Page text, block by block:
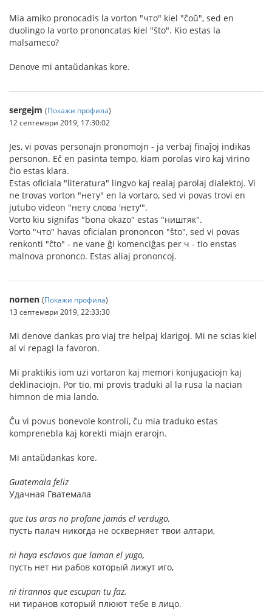
Mia amiko pronocadis la vorton "что" kiel "ĉoŭ", sed en
duolingo la vorto prononcatas kiel "ŝto". Kio estas la
malsameco?
Denove mi antaŭdankas kore.
sergejm (Покажи профила)
12 септември 2019, 17:30:02
Jes, vi povas personajn pronomojn - ja verbaj finaĵoj indikas
personon. Eĉ en pasinta tempo, kiam porolas viro kaj virino
ĉio estas klara.
Estas oficiala "literatura" lingvo kaj realaj parolaj dialektoj. Vi
ne trovas vorton "нету" en la vortaro, sed vi povas trovi en
jutubo videon "нету слова 'нету'".
Vorto kiu signifas "bona okazo" estas "ништяк".
Vorto "что" havas oficialan prononcon "ŝto", sed vi povas
renkonti "ĉto" - ne vane ĝi komenciĝas per ч - tio enstas
malnova prononco. Estas aliaj prononcoj.
nornen (Покажи профила)
13 септември 2019, 22:33:30
Mi denove dankas pro viaj tre helpaj klarigoj. Mi ne scias kiel
al vi repagi la favoron.
Mi praktikis iom uzi vortaron kaj memori konjugaciojn kaj
deklinaciojn. Por tio, mi provis traduki al la rusa la nacian
himnon de mia lando.
Ĉu vi povus bonevole kontroli, ĉu mia traduko estas
komprenebla kaj korekti miajn erarojn.
Mi antaŭdankas kore.
Guatemala feliz
Удачная Гватемала
que tus aras no profane jamás el verdugo,
пусть палач никогда не оскверняет твои алтари,
ni haya esclavos que laman el yugo,
пусть нет ни рабов который лижут иго,
ni tirannos que escupan tu faz.
ни тиранов который плюют тебе в лицо.